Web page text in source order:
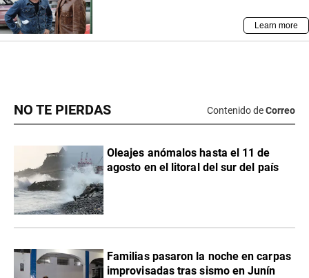
NO TE PIERDAS Contenido deCorreo
Oleajes anómalos hasta el 11 de
agosto en el litoral del sur del país
Familias pasaron la noche en carpas
improvisadas tras sismo en Junín